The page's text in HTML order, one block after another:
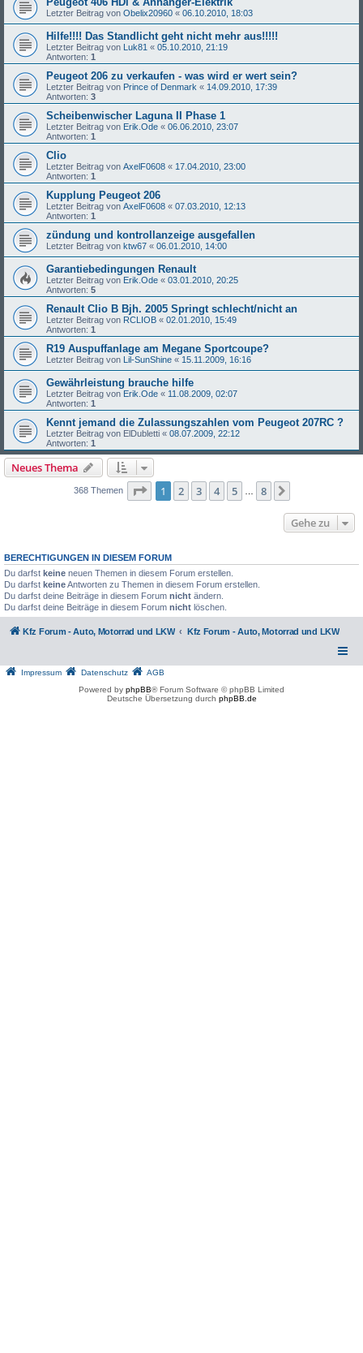
Letzter Beitrag von Obelix20960 « 06.10.2010, 18:03
Hilfe!!!! Das Standlicht geht nicht mehr aus!!!!!
Letzter Beitrag von Luk81 « 05.10.2010, 21:19
Antworten: 1
Peugeot 206 zu verkaufen - was wird er wert sein?
Letzter Beitrag von Prince of Denmark « 14.09.2010, 17:39
Antworten: 3
Scheibenwischer Laguna II Phase 1
Letzter Beitrag von Erik.Ode « 06.06.2010, 23:07
Antworten: 1
Clio
Letzter Beitrag von AxelF0608 « 17.04.2010, 23:00
Antworten: 1
Kupplung Peugeot 206
Letzter Beitrag von AxelF0608 « 07.03.2010, 12:13
Antworten: 1
zündung und kontrollanzeige ausgefallen
Letzter Beitrag von ktw67 « 06.01.2010, 14:00
Garantiebedingungen Renault
Letzter Beitrag von Erik.Ode « 03.01.2010, 20:25
Antworten: 5
Renault Clio B Bjh. 2005 Springt schlecht/nicht an
Letzter Beitrag von RCLIOB « 02.01.2010, 15:49
Antworten: 1
R19 Auspuffanlage am Megane Sportcoupe?
Letzter Beitrag von Lil-SunShine « 15.11.2009, 16:16
Gewährleistung brauche hilfe
Letzter Beitrag von Erik.Ode « 11.08.2009, 02:07
Antworten: 1
Kennt jemand die Zulassungszahlen vom Peugeot 207RC ?
Letzter Beitrag von ElDubletti « 08.07.2009, 22:12
Antworten: 1
Neues Thema
368 Themen Seite 1von
1 2 3 4 5 8
Gehe zu
BERECHTIGUNGEN IN DIESEM FORUM
Du darfst keine neuen Themen in diesem Forum erstellen.
Du darfst keineAntworten zu Themen in diesem Forum erstellen.
Du darfst deine Beiträge in diesem Forum nicht ändern.
Du darfst deine Beiträge in diesem Forum nicht löschen.
Kfz Forum - Auto, Motorrad und LKW Kfz Forum - Auto, Motorrad und LKW
Impressum Datenschutz
AGB
Powered by phpBB® Forum Software © phpBB Limited
Deutsche Übersetzung durch phpBB.de